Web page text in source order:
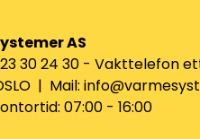
AS
30 24 30 - Vakttelefon
| Mail:
07:00 - 16:00